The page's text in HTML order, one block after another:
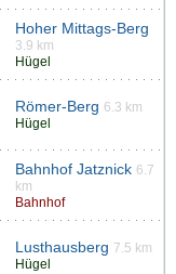
Hoher Mittags-Berg
3.9 km
Hügel
Römer-Berg 6.3 km
Hügel
Bahnhof Jatznick 6.7
km
Bahnhof
Lusthausberg 7.5 km
Hügel